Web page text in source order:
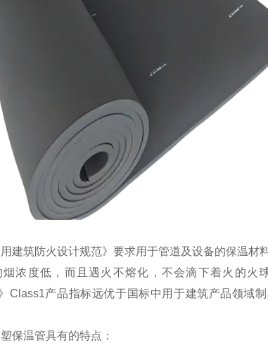
建筑防火设计规范》要求用于管道及设备的保温材
浓度低，而且遇火不熔化，不会滴下着火的火
Class1产品指标远优于国标中用于建筑产品领域
保温管具有的特点：